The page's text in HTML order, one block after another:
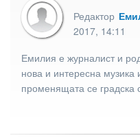
Редактор
2017, 14:11
Емилия е журналист и
нова и интересна музика
променящата се градска